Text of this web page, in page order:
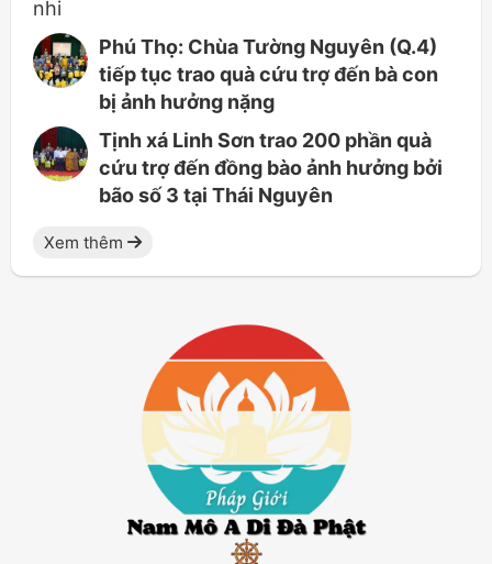
Phú Thọ: Chùa Tường Nguyên (Q.4)
tiếp tục trao quà cứu trợ đến bà con
bị ảnh hưởng nặng
Tịnh xá Linh Sơn trao 200 phần quà
cứu trợ đến đồng bào ảnh hưởng bởi
bão số 3 tại Thái Nguyên
Xem thêm